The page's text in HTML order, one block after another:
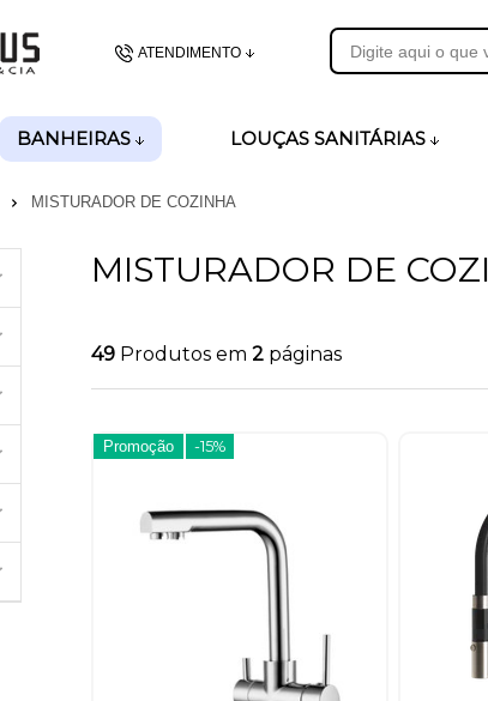
ATENDIMENTO
(48)99989-8028
BANHEIRAS LOUÇAS SANITÁRIAS
MISTURADOR DE COZINHA
MISTURADOR DE
49 Produtos em 2 páginas
Promoção -15%